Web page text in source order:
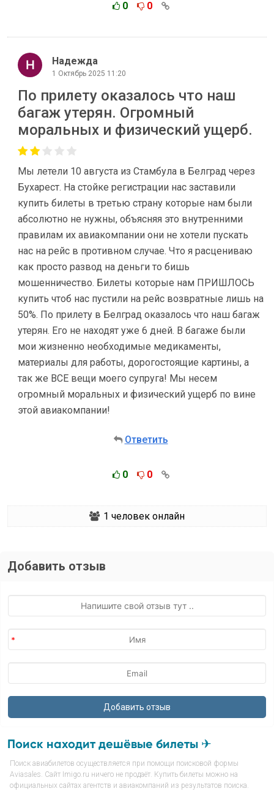
0 0
Надежда
1 Октябрь 2025 11:20
По прилету оказалось что наш
багаж утерян. Огромный
моральных и физический ущерб.
Мы летели 10 августа из Стамбула в Белград через
Бухарест. На стойке регистрации нас заставили
купить билеты в третью страну которые нам были
абсолютно не нужны, объясняя это внутренними
правилам их авиакомпании они не хотели пускать
нас на рейс в противном случае. Что я расцениваю
как просто развод на деньги то бишь
мошенничество. Билеты которые нам ПРИШЛОСЬ
купить чтоб нас пустили на рейс возвратные лишь на
50%. По прилету в Белград оказалось что наш багаж
утерян. Его не находят уже 6 дней. В багаже были
мои жизненно необходимые медикаменты,
материалы для работы, дорогостоящие картины, а
так же ВСЕ вещи моего супруга! Мы несем
огромный моральных и физический ущерб по вине
этой авиакомпании!
Ответить
0 0
1 человек онлайн
Добавить отзыв
Поиск находит дешёвые билеты ✈
Поиск авиабилетов осуществляется при помощи поисковой формы
Aviasales. Сайт Imigo.ru ничего не продаёт. Купить билеты можно на
официальных сайтах агентств и авиакомпаний из результатов поиска.